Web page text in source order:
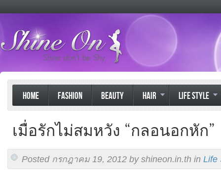
HOME FASHION BEAUTY HAIR LIFE STYLE
เมื่อรักไม่สมหวัง “กลอนอกหัก”
Posted กรกฎาคม 19, 2012 by shineon.in.th in Life